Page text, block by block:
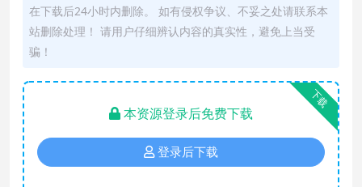
在下载后24小时内删除。 如有侵权争议、不妥之处请联系本
站删除处理！ 请用户仔细辨认内容的真实性，避免上当受
骗！
下载
本资源登录后免费下载
登录后下载